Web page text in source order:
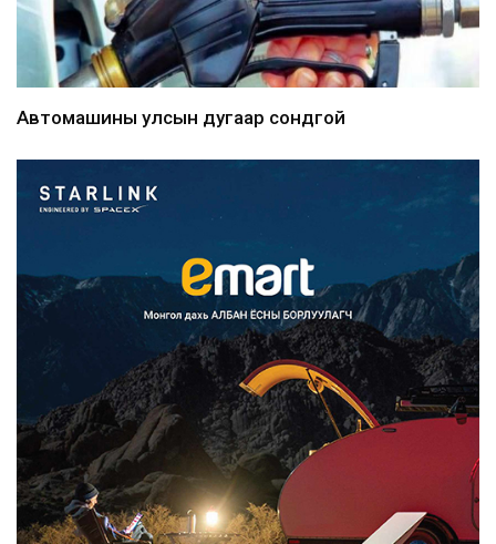
Автомашины улсын дугаар сондгой
Улаанбаатарт өдөртөө 30 хэм
32 минутын өмнө
Улсын чанартай хатуу хучилттай